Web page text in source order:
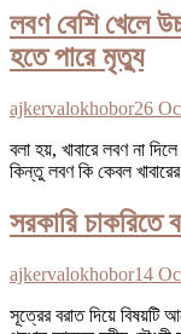
লবণ বেশি খেলে
হতে পারে মৃত্যু
ajkervalokhobor26
বলা হয়, খাবারে লবণ না
কিন্তু লবণ কি কেবল
সরকারি
ajkervalokhobor14
সূত্রের বরাত দিয়ে বিষয়টি